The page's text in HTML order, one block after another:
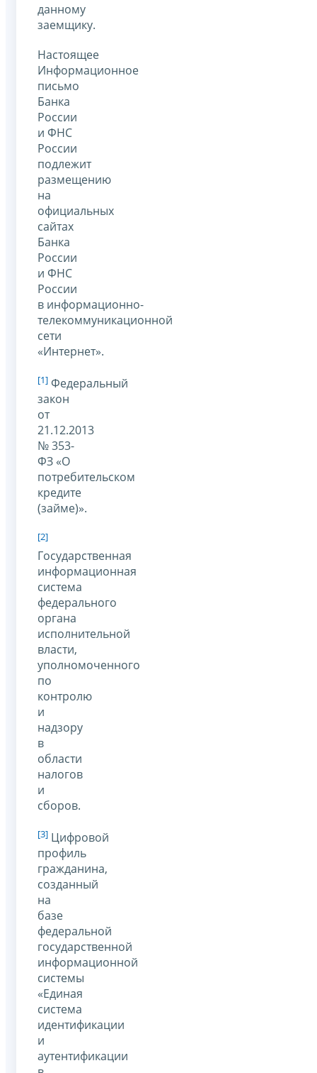
данному
заемщику.
Настоящее
Информационное
письмо
Банка
России
и ФНС
России
подлежит
размещению
на
официальных
сайтах
Банка
России
и ФНС
России
в информационно-
телекоммуникационной
сети
«Интернет».
[1] Федеральный
закон
от
21.12.2013
№ 353-
ФЗ «О
потребительском
кредите
(займе)».
[2]
Государственная
информационная
система
федерального
органа
исполнительной
власти,
уполномоченного
по
контролю
и
надзору
в
области
налогов
и
сборов.
[3] Цифровой
профиль
гражданина,
созданный
на
базе
федеральной
государственной
информационной
системы
«Единая
система
идентификации
и
аутентификации